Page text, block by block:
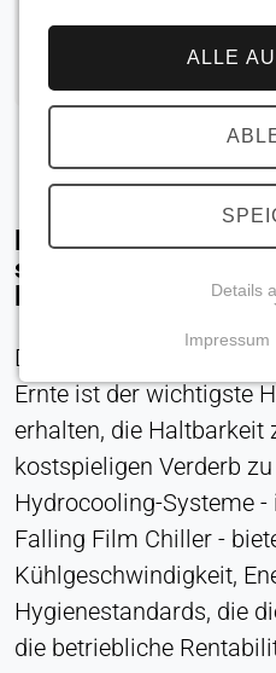
Maximieren Sie die
schneller,
Nacherntekühlung
Die sofortige Senkung
Ernte ist der wichtigste
erhalten, die Haltbarkeit
kostspieligen Verderb
Hydrocooling-Systeme -
Falling Film Chiller -
Kühlgeschwindigkeit,
Hygienestandards, die
die betriebliche
ALLE
Details
Erforderlich für
Navigation und
nicht deaktiviert werden.
Cookie_Zustimmung
Zustimmung
Anbieter:
Impressum